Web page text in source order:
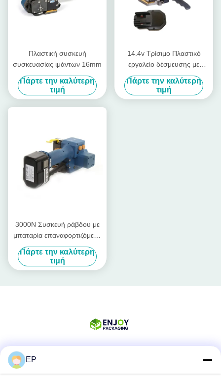
Πλαστική συσκευή
συσκευασίας ιμάντων 16mm
Πάρτε την καλύτερη
τιμή
14.4v Τρίσιμο Πλαστικό
εργαλείο δέσμευσης με
μπαταρία
Πάρτε την καλύτερη
τιμή
3000N Συσκευή ράβδου με
μπαταρία επαναφορτιζόμενο
εργαλείο ράβδου Pp PET
Band 13mm - 19mm
Πάρτε την καλύτερη
τιμή
EP